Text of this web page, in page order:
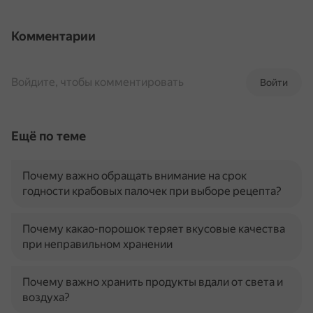
Комментарии
Войти
Войдите, чтобы комментировать
Ещё по теме
Почему важно обращать внимание на срок
годности крабовых палочек при выборе рецепта?
Почему какао-порошок теряет вкусовые качества
при неправильном хранении
Почему важно хранить продукты вдали от света и
воздуха?